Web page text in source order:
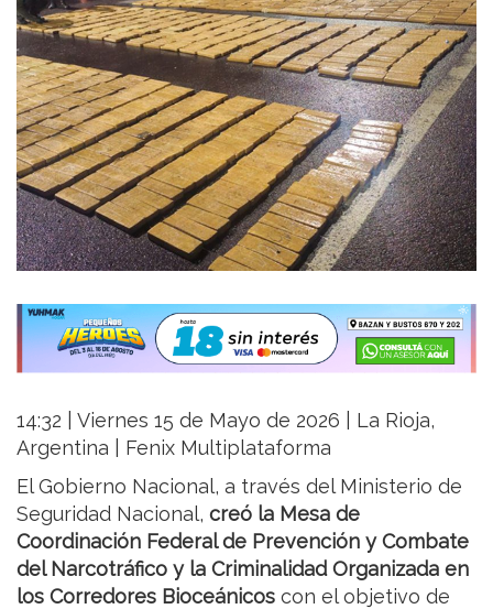
14:32 | Viernes 15 de Mayo de 2026 | La Rioja,
Argentina | Fenix Multiplataforma
El Gobierno Nacional, a través del Ministerio de
Seguridad Nacional, creó la Mesa de
Coordinación Federal de Prevención y Combate
del Narcotráfico y la Criminalidad Organizada en
los Corredores Bioceánicos con el objetivo de